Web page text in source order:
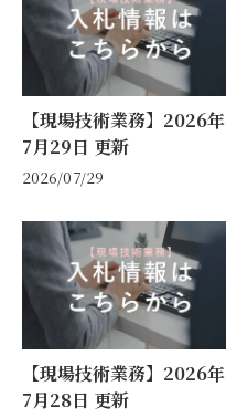
【現場技術業務】2026年
7月29日 更新
2026/07/29
【現場技術業務】2026年
7月28日 更新